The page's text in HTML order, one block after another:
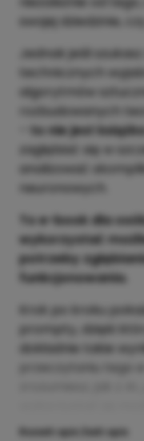
swojej dziedzinie,
Jednak jeśli
technicznych
algorytmów
rozbudowanych
to nie jest
zagłębiać się w
analizować
neuronowych.
To e-book dla
wykorzystać
potrzeby
funkcjonowania.
Krok po kroku
prompty, dzięki
dokładnie takie
Rozwiń opis Zwiń opis